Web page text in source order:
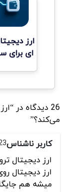
ای برای
می‌کند؟”
کاربر ناشناس23 اردیبهشت
ارز دیجیتال
ارز دیجیتال
میشه هم